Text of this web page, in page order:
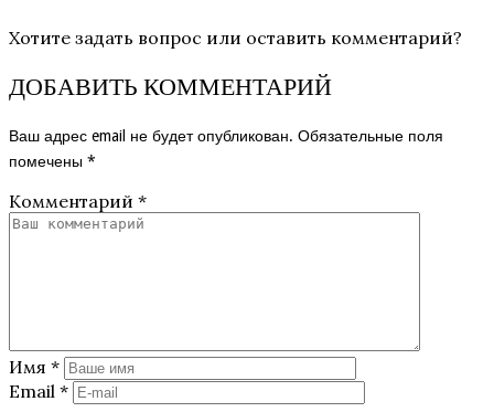
Хотите задать вопрос или оставить комментарий?
ДОБАВИТЬ КОММЕНТАРИЙ
Ваш адрес email не будет опубликован. Обязательные поля
помечены *
Комментарий *
Имя *
Email *